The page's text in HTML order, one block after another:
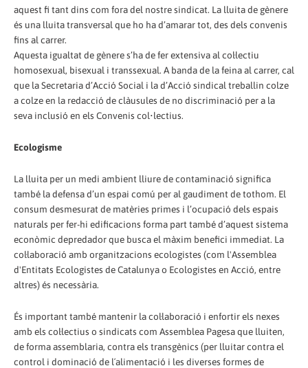
aquest fi tant dins com fora del nostre sindicat. La lluita de gènere
és una lluita transversal que ho ha d’amarar tot, des dels convenis
fins al carrer.
Aquesta igualtat de gènere s’ha de fer extensiva al col·lectiu
homosexual, bisexual i transsexual. A banda de la feina al carrer, cal
que la Secretaria d’Acció Social i la d’Acció sindical treballin colze
a colze en la redacció de clàusules de no discriminació per a la
seva inclusió en els Convenis col•lectius.
Ecologisme
La lluita per un medi ambient lliure de contaminació significa
també la defensa d’un espai comú per al gaudiment de tothom. El
consum desmesurat de matèries primes i l’ocupació dels espais
naturals per fer-hi edificacions forma part també d’aquest sistema
econòmic depredador que busca el màxim benefici immediat. La
col·laboració amb organitzacions ecologistes (com l'Assemblea
d'Entitats Ecologistes de Catalunya o Ecologistes en Acció, entre
altres) és necessària.
És important també mantenir la col·laboració i enfortir els nexes
amb els col·lectius o sindicats com Assemblea Pagesa que lluiten,
de forma assemblaria, contra els transgènics (per lluitar contra el
control i dominació de l´alimentació i les diverses formes de